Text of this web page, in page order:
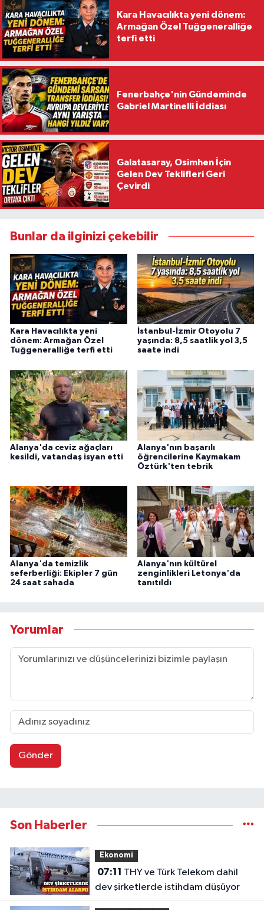
Kara Havacılıkta yeni dönem:
Armağan Özel Tuğgeneralliğe
terfi etti
Fenerbahçe'nin Gündeminde
Gabriel Martinelli İddiası
Galatasaray, Osimhen İçin
Gelen Dev Teklifleri Geri
Çevirdi
Bunlar da ilginizi çekebilir
Kara Havacılıkta yeni
dönem: Armağan Özel
Tuğgeneralliğe terfi etti
İstanbul-İzmir Otoyolu 7
yaşında: 8,5 saatlik yol 3,5
saate indi
Alanya'da ceviz ağaçları
kesildi, vatandaş isyan etti
Alanya'nın başarılı
öğrencilerine Kaymakam
Öztürk'ten tebrik
Alanya'da temizlik
seferberliği: Ekipler 7 gün
24 saat sahada
Alanya'nın kültürel
zenginlikleri Letonya'da
tanıtıldı
Yorumlar
Gönder
Son Haberler
Ekonomi
07:11
dev şirketlerde istihdam düşüyor